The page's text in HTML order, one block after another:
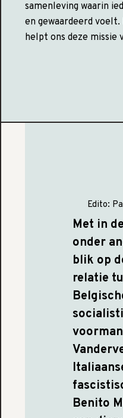
samenleving waarin
en gewaardeerd
helpt ons deze
Edito:
Met in
onder
blik op
relatie
Benito